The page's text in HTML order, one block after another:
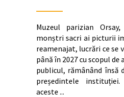
Muzeul parizian
monștri sacri ai picturii
reamenajat, lucrări ce se
până în 2027 cu scopul
publicul, rămânând însă
președintele
aceste